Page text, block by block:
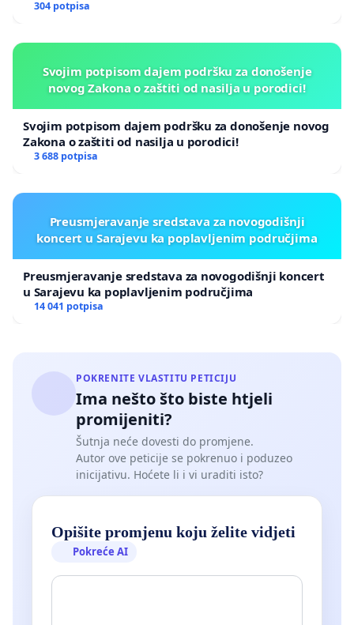
304 potpisa
Svojim potpisom dajem podršku za donošenje
novog Zakona o zaštiti od nasilja u porodici!
Svojim potpisom dajem podršku za donošenje novog
Zakona o zaštiti od nasilja u porodici!
3 688 potpisa
Preusmjeravanje sredstava za novogodišnji
koncert u Sarajevu ka poplavljenim područjima
Preusmjeravanje sredstava za novogodišnji koncert
u Sarajevu ka poplavljenim područjima
14 041 potpisa
POKRENITE VLASTITU PETICIJU
Ima nešto što biste htjeli
promijeniti?
Šutnja neće dovesti do promjene.
Autor ove peticije se pokrenuo i poduzeo
inicijativu. Hoćete li i vi uraditi isto?
Opišite promjenu koju želite vidjeti
Pokreće AI